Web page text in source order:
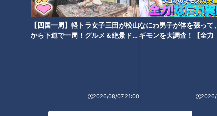
【四国一周】軽トラ女子三田が松山
から下道で一周！グルメ＆絶景ドラ
2026/08/07 21:00
なにわ男子が体を張って
ギモンを大調査！【全力
2026/
ほぼ三重・名張市だけ愛されフ
ード『なばり饅頭』をいただき
ます！【チャント！】
加藤愛アナが三重県伊勢市二見
の愛されフード『岩戸の塩よう
かん』を調査！ しゃべりかけて
ほぼ三重・菰野町だけ愛されフ